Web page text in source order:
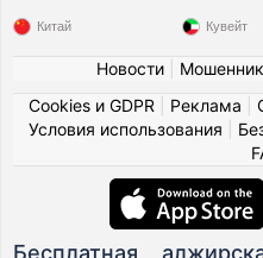
Китай Кувейт
Новости|
Cookies и GDPR
Реклама
Условия использования
Бесплатная